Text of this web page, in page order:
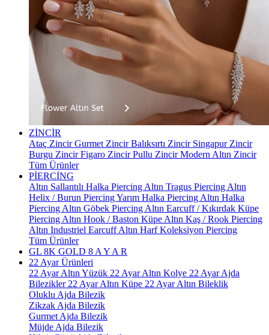
ZİNCİR
Ataç ZincirGurmet ZincirBalıksırtı Zincir Singapur Zincir
Burgu ZincirFigaro ZincirPullu ZincirModern Altın Zincir
Tüm Ürünler
PİERCİNG
Altın Sallantılı Halka Piercing Altın Tragus Piercing Altın
Helix / Burun PiercingYarım Halka Piercing Altın Halka
Piercing Altın Göbek Piercing Altın Earcuff / Kıkırdak Küpe
Piercing Altın Hook / Baston Küpe Altın Kaş / Rook Piercing
Altın Industriel EarcuffAltın Harf Koleksiyon Piercing
Tüm Ürünler
GL 8K GOLD 8 A Y A R
22 Ayar Ürünleri
22 Ayar Altın Yüzük 22 Ayar Altın Kolye 22 Ayar Ajda
Bilezikler 22 Ayar Altın Küpe 22 Ayar Altın Bileklik
Oluklu Ajda Bilezik
Zikzak Ajda Bilezik
Gurmet Ajda Bilezik
Müjde Ajda Bilezik